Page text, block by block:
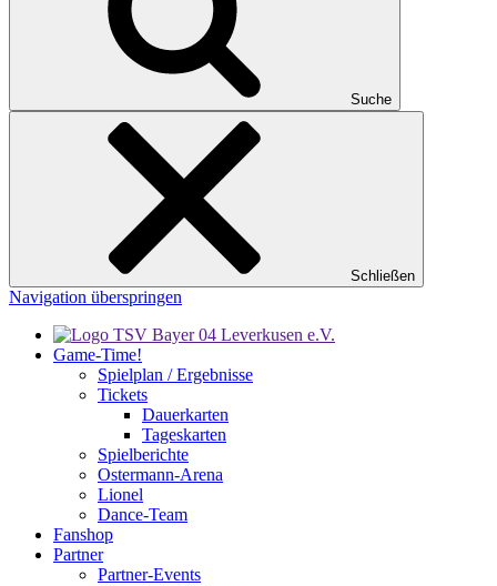
Suche
Schließen
Navigation überspringen
Game-Time!
Spielplan / Ergebnisse
Tickets
Dauerkarten
Tageskarten
Spielberichte
Ostermann-Arena
Lionel
Dance-Team
Fanshop
Partner
Partner-Events